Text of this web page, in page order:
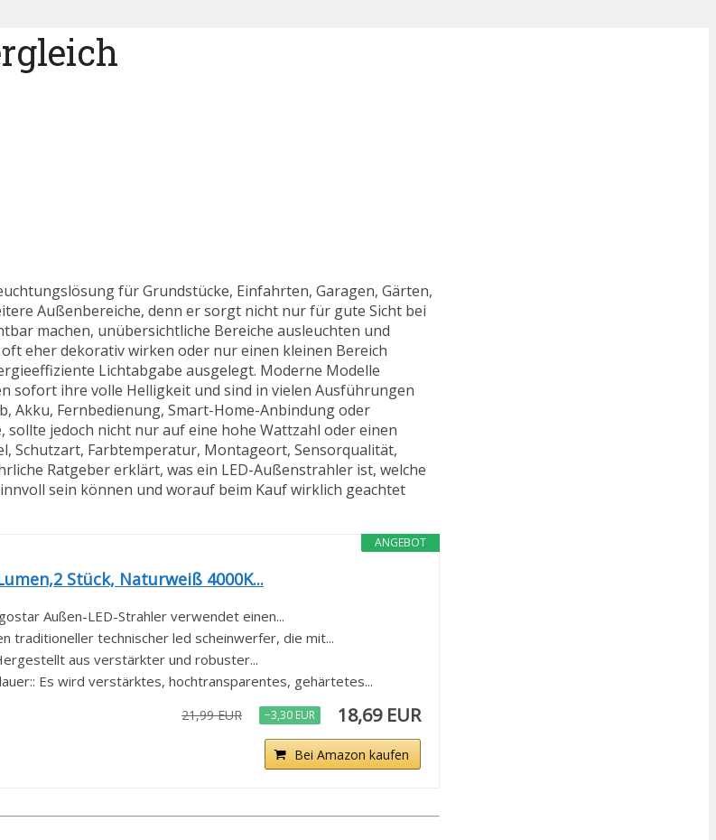
für Grundstücke, Einfahrten, Garagen, Gärten,
Außenbereiche, denn er sorgt nicht nur für gute Sicht bei
machen, unübersichtliche Bereiche ausleuchten und
eher dekorativ wirken oder nur einen kleinen Bereich
Lichtabgabe ausgelegt. Moderne Modelle
sofort ihre volle Helligkeit und sind in vielen Ausführungen
Akku, Fernbedienung, Smart-Home-Anbindung oder
jedoch nicht nur auf eine hohe Wattzahl oder einen
Schutzart, Farbtemperatur, Montageort, Sensorqualität,
Ratgeber erklärt, was ein LED-Außenstrahler ist, welche
sein können und worauf beim Kauf wirklich geachtet
ANGEBOT
Stück, Naturweiß 4000K...
Außen-LED-Strahler verwendet einen...
traditioneller technischer led scheinwerfer, die mit...
aus verstärkter und robuster...
Es wird verstärktes, hochtransparentes, gehärtetes...
21,99 EUR −3,30 EUR 18,69 EUR
Bei Amazon kaufen